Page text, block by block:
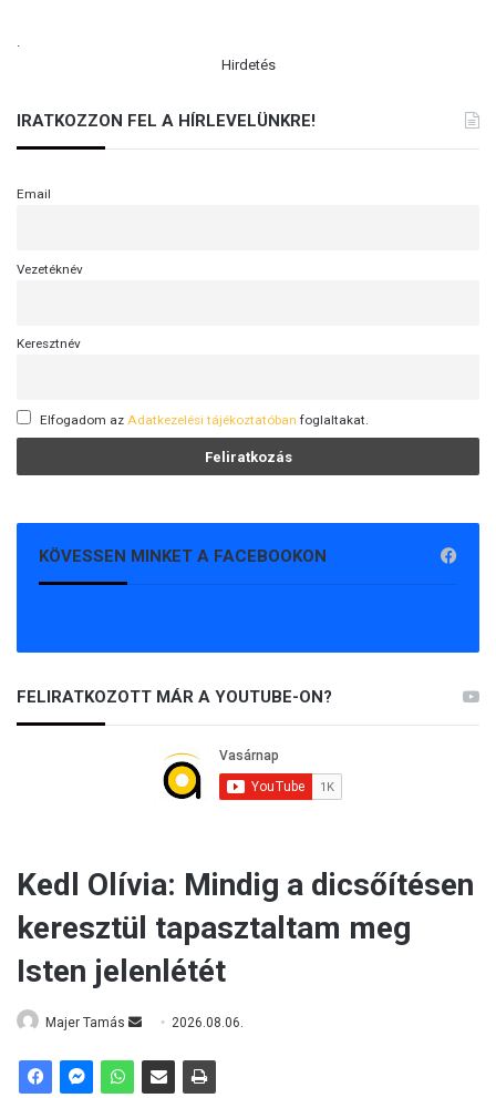
.
Hirdetés
IRATKOZZON FEL A HÍRLEVELÜNKRE!
Email
Vezetéknév
Keresztnév
Elfogadom az Adatkezelési tájékoztatóban foglaltakat.
KÖVESSEN MINKET A FACEBOOKON
FELIRATKOZOTT MÁR A YOUTUBE-ON?